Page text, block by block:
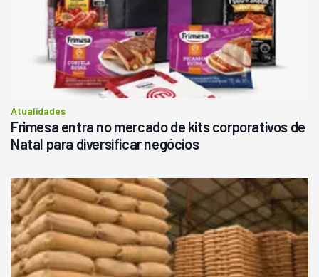
Atualidades
Frimesa entra no mercado de kits corporativos de
Natal para diversificar negócios